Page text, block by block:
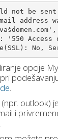
not be
address
'550
No,
opcije
.
outlook)
i